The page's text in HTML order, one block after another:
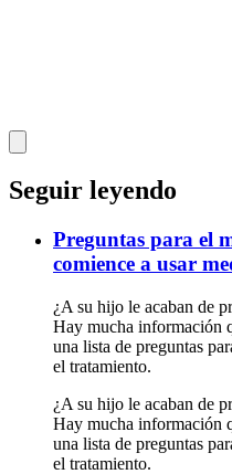
Seguir leyendo
Preguntas para el
comience a usar
¿A su hijo le acaban de
Hay mucha información
una lista de preguntas
el tratamiento.
¿A su hijo le acaban de
Hay mucha información
una lista de preguntas
el tratamiento.